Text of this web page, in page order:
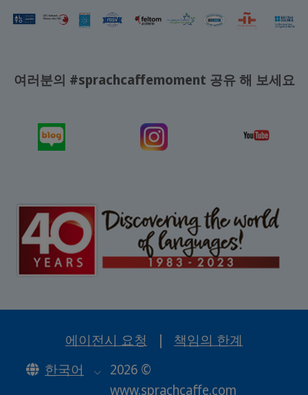
여러분의 #sprachcaffemoment 공유 해 보세요
에이전시 요청 |
책임의 한계
한국어
2026 ©
www.sprachcaffe.com